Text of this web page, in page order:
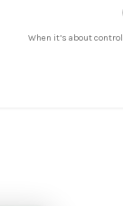
When it’s about